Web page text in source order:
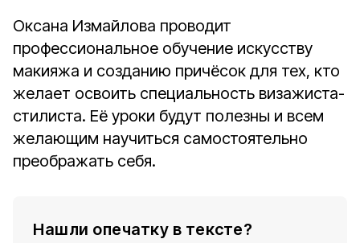
Оксана Измайлова проводит
профессиональное обучение искусству
макияжа и созданию причёсок для тех, кто
желает освоить специальность визажиста-
стилиста. Её уроки будут полезны и всем
желающим научиться самостоятельно
преображать себя.
Нашли опечатку в тексте?